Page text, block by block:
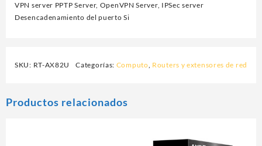
VPN server PPTP Server, OpenVPN Server, IPSec server
Desencadenamiento del puerto Si
SKU: RT-AX82U Categorías: Computo, Routers y extensores de red
Productos relacionados